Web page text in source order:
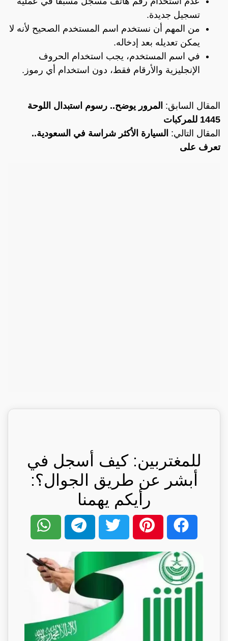
تسجيل جديدة.
من المهم أن نستخدم اسم المستخدم الصحيح لأنه لا
يمكن تعديله بعد إدخاله.
في اسم المستخدم، يجب استخدام الحروف
الإنجليزية والأرقام فقط، دون استخدام أي رموز.
المقال السابق: المرور يوضح.. رسوم استبدال اللوحة
1445 للمركبات
المقال التالي: السيارة الأكثر شراسة في السعودية..
تعرف على
للمغتربين: كيف أسجل في
أبشر عن طريق الجوال؟:
رأيكم يهمنا